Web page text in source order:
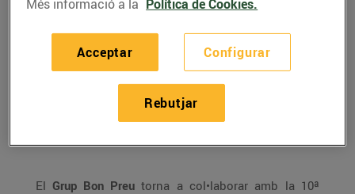
ACTUALITAT
Bon Preu s’adhereix al
Gran Recapte Online
23/de novembre/2018
El Grup Bon Preu torna a col•laborar amb la 10ª
Més informació a la Política de Cookies.
Configurar
Rebutjar
Acceptar